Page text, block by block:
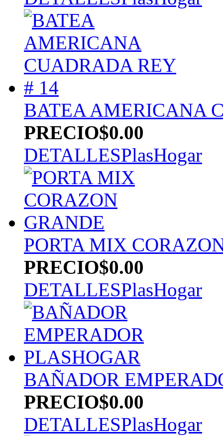
BATEA AMERICANA
PRECIO$0.00
DETALLESPlasHogar
PORTA MIX
PRECIO$0.00
DETALLESPlasHogar
BAÑADOR
PRECIO$0.00
DETALLESPlasHogar